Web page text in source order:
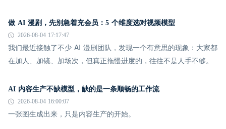
做 AI 漫剧，先别急着充会员：5 个维度选对视频模型
2026-08-04 17:17:47
我们最近接触了不少 AI 漫剧团队，发现一个有意思的现象：大家都
在加人、加镜、加场次，但真正拖慢进度的，往往不是人手不够。
AI 内容生产不缺模型，缺的是一条顺畅的工作流
2026-08-04 16:00:07
一张图生成出来，只是内容生产的开始。